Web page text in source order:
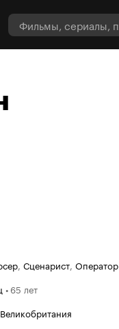
, Сценарист, Оператор
• 65 лет
Великобритания